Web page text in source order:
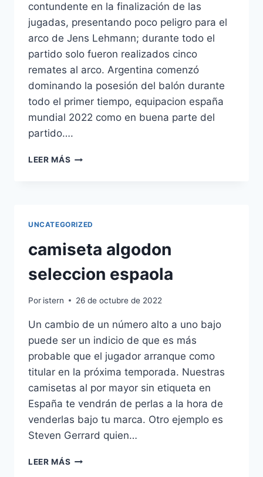
contundente en la finalización de las
jugadas, presentando poco peligro para el
arco de Jens Lehmann; durante todo el
partido solo fueron realizados cinco
remates al arco. Argentina comenzó
dominando la posesión del balón durante
todo el primer tiempo, equipacion españa
mundial 2022 como en buena parte del
partido….
LEER MÁS CAMISETA
UNCATEGORIZED
camiseta algodon
seleccion espaola
Por istern 26 de octubre de 2022
Un cambio de un número alto a uno bajo
puede ser un indicio de que es más
probable que el jugador arranque como
titular en la próxima temporada. Nuestras
camisetas al por mayor sin etiqueta en
España te vendrán de perlas a la hora de
venderlas bajo tu marca. Otro ejemplo es
Steven Gerrard quien…
LEER MÁS CAMISETA